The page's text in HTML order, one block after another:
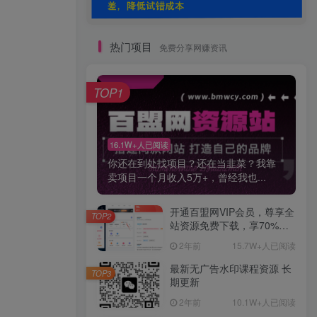
热门项目 免费分享网赚资讯
16.1W+人已阅读
你还在到处找项目？还在当韭菜？我靠
卖项目一个月收入5万+，曾经我也...
TOP1
开通百盟网VIP会员，尊享全
站资源免费下载，享70%的
惠】2年前 15.7W+人已阅读
TOP2
最新无广告水印课程资源 长
期更新
2年前 10.1W+人已阅读
TOP3